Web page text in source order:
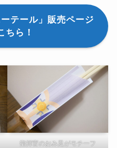
ーテール」販売ページ
ちら！
指揮官のおみ足がモチーフ